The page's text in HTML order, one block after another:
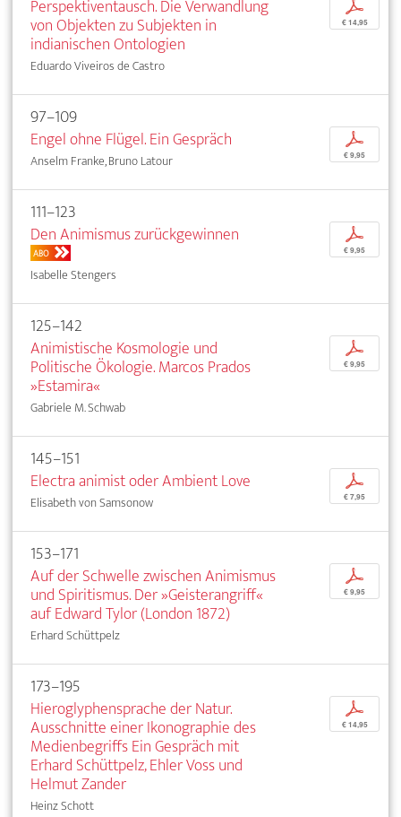
Perspektiventausch. Die Verwandlung
von Objekten zu Subjekten in
indianischen Ontologien
Eduardo Viveiros de Castro
p
€ 14,95
97–109
Engel ohne Flügel. Ein Gespräch
Anselm Franke, Bruno Latour
p
€ 9,95
111–123
Den Animismus zurückgewinnen
ABO
Isabelle Stengers
p
€ 9,95
125–142
Animistische Kosmologie und
Politische Ökologie. Marcos Prados
»Estamira«
Gabriele M. Schwab
p
€ 9,95
145–151
Electra animist oder Ambient Love
Elisabeth von Samsonow
p
€ 7,95
153–171
Auf der Schwelle zwischen Animismus
und Spiritismus. Der »Geisterangriff«
auf Edward Tylor (London 1872)
Erhard Schüttpelz
p
€ 9,95
173–195
Hieroglyphensprache der Natur.
Ausschnitte einer Ikonographie des
Medienbegriffs Ein Gespräch mit
Erhard Schüttpelz, Ehler Voss und
Helmut Zander
Heinz Schott
p
€ 14,95